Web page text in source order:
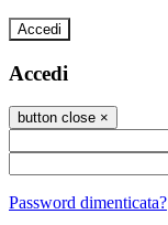
Accedi
Accedi
button close ×
Password dimenticata?